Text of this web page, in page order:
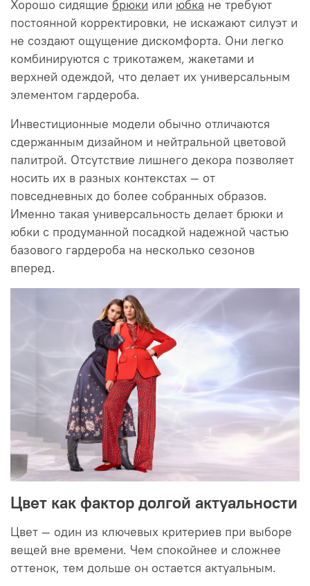
Хорошо сидящие брюки или юбка не требуют
постоянной корректировки, не искажают силуэт и
не создают ощущение дискомфорта. Они легко
комбинируются с трикотажем, жакетами и
верхней одеждой, что делает их универсальным
элементом гардероба.
Инвестиционные модели обычно отличаются
сдержанным дизайном и нейтральной цветовой
палитрой. Отсутствие лишнего декора позволяет
носить их в разных контекстах — от
повседневных до более собранных образов.
Именно такая универсальность делает брюки и
юбки с продуманной посадкой надежной частью
базового гардероба на несколько сезонов
вперед.
Цвет как фактор долгой актуальности
Цвет — один из ключевых критериев при выборе
вещей вне времени. Чем спокойнее и сложнее
оттенок, тем дольше он остается актуальным.